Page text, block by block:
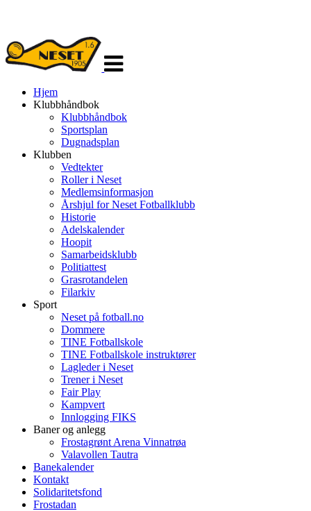
navigasjon
Hjem
Klubbhåndbok
Klubbhåndbok
Sportsplan
Dugnadsplan
Klubben
Vedtekter
Roller i Neset
Medlemsinformasjon
Årshjul for Neset Fotballklubb
Historie
Adelskalender
Hoopit
Samarbeidsklubb
Politiattest
Grasrotandelen
Filarkiv
Sport
Neset på fotball.no
Dommere
TINE Fotballskole
TINE Fotballskole instruktører
Lagleder i Neset
Trener i Neset
Fair Play
Kampvert
Innlogging FIKS
Baner og anlegg
Frostagrønt Arena Vinnatrøa
Valavollen Tautra
Banekalender
Kontakt
Solidaritetsfond
Frostadan